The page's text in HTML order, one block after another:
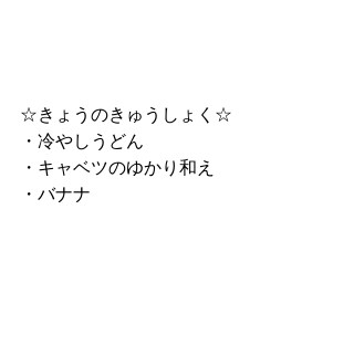
☆きょうのきゅうしょく☆
・冷やしうどん
・キャベツのゆかり和え
・バナナ